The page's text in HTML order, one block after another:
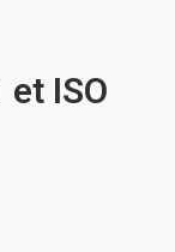
ISO